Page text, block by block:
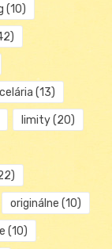
(10)
(13)
limity(20)
originálne (10)
(10)